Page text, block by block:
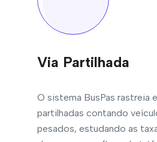
Via Partilhada
O sistema BusPas rastreia
partilhadas contando
pesados, estudando as